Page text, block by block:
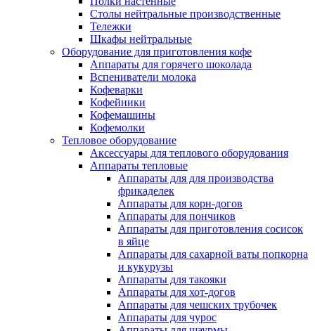
Столы нейтральные производственные
Тележки
Шкафы нейтральные
Оборудование для приготовления кофе
Аппараты для горячего шоколада
Вспениватели молока
Кофеварки
Кофейники
Кофемашины
Кофемолки
Тепловое оборудование
Аксессуары для теплового оборудования
Аппараты тепловые
Аппараты для для производства
фрикаделек
Аппараты для корн-догов
Аппараты для пончиков
Аппараты для приготовления сосисок
в яйце
Аппараты для сахарной ваты попкорна
и кукурузы
Аппараты для такояки
Аппараты для хот-догов
Аппараты для чешских трубочек
Аппараты для чурос